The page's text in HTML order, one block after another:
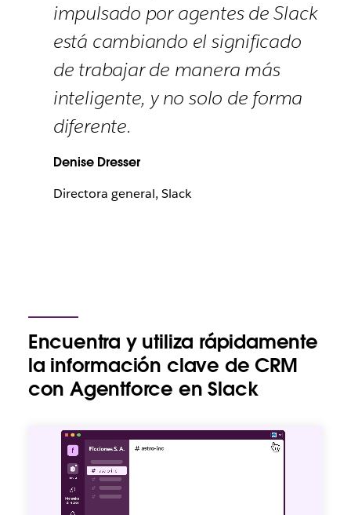
impulsado por agentes de Slack
está cambiando el significado
de trabajar de manera más
inteligente, y no solo de forma
diferente.
Denise Dresser
Directora general, Slack
Encuentra y utiliza rápidamente
la información clave de CRM
con Agentforce en Slack